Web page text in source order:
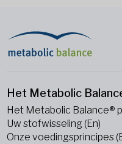
Het Metabolic
Het Metabolic Balance®
Uw stofwisseling (En)
Onze voedingsprincipes